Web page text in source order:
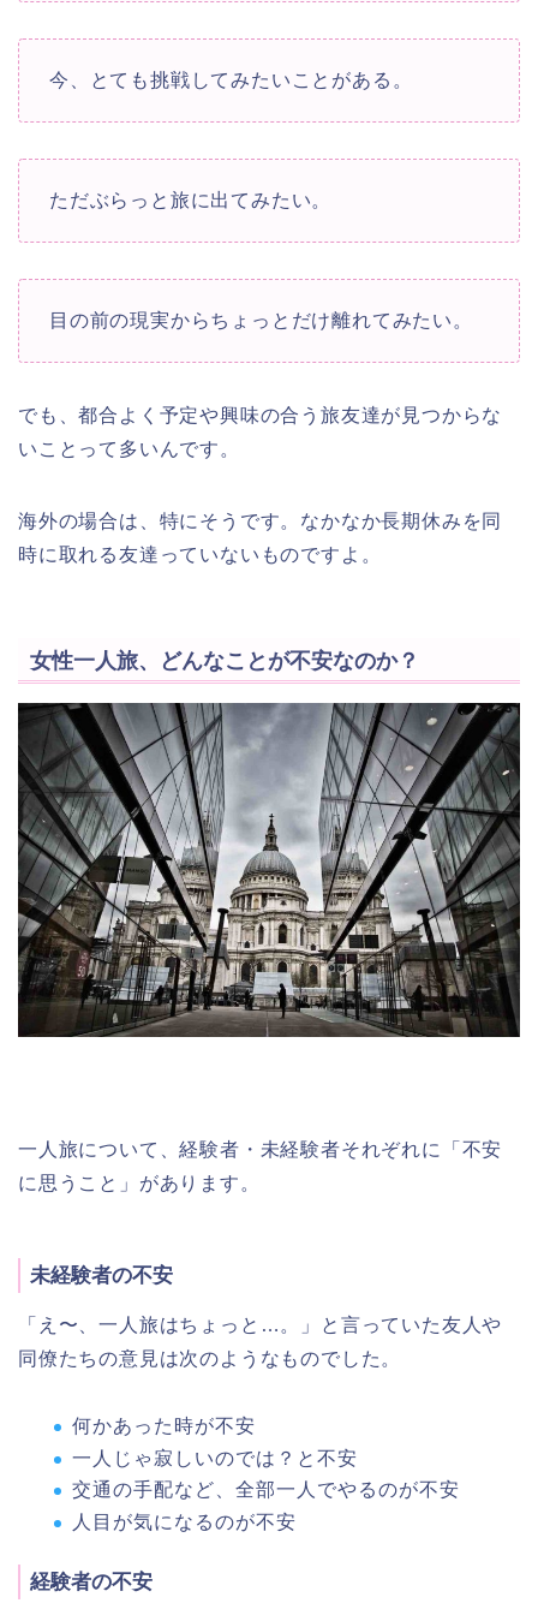
今、とても挑戦してみたいことがある。
ただぶらっと旅に出てみたい。
目の前の現実からちょっとだけ離れてみたい。
でも、都合よく予定や興味の合う旅友達が見つからな
いことって多いんです。
海外の場合は、特にそうです。なかなか長期休みを同
時に取れる友達っていないものですよ。
女性一人旅、どんなことが不安なのか？
一人旅について、経験者・未経験者それぞれに「不安
に思うこと」があります。
未経験者の不安
「え〜、一人旅はちょっと…。」と言っていた友人や
同僚たちの意見は次のようなものでした。
何かあった時が不安
一人じゃ寂しいのでは？と不安
交通の手配など、全部一人でやるのが不安
人目が気になるのが不安
経験者の不安